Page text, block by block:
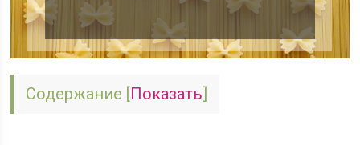
Содержание Показать